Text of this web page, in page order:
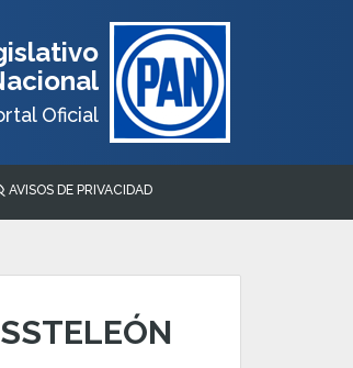
Oficial
AVISOS DE PRIVACIDAD